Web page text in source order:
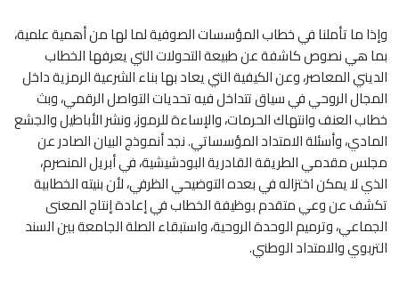
وإذا ما تأملنا في خطاب المؤسسات الصوفية لما لها من أهمية علمية،
بما هي نصوص كاشفة عن طبيعة التحولات التي يعرفها الخطاب
الديني المعاصر، وعن الكيفية التي يعاد بها بناء الشرعية الرمزية داخل
المجال الروحي في سياق تتداخل فيه تحديات التواصل الرقمي، وبث
خطاب العنف وانتهاك الحرمات، والإساءة للرموز، ونشر الأباطيل والجشع
المادي، وأسئلة الامتداد المؤسساتي. نجد أنموذج البيان الصادر عن
مجلس مقدمي الطريقة القادرية البودشيشية، في أبريل المنصرم،
الذي لا يمكن اختزاله في بعده التوضيحي الظرفي، لأن بنيته الخطابية
تكشف عن وعي متقدم بوظيفة الخطاب في إعادة إنتاج المعنى
الجماعي، وترميم الوحدة الروحية، واستبقاء الصلة الجامعة بين السند
التربوي والامتداد الوطني.